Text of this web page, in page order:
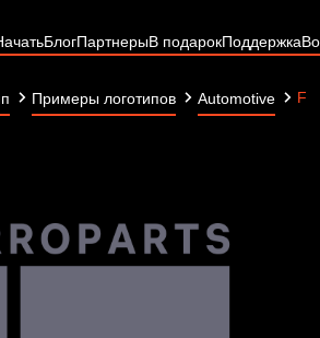
БлогПартнерыВ подарокПоддержка
Примеры логотипов Automotive